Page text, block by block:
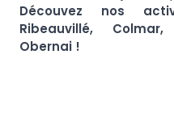
Découvez nos
Ribeauvillé,
Obernai !